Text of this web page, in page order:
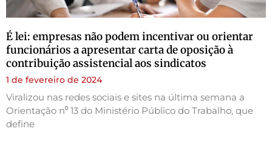
É lei: empresas não podem incentivar ou orientar
funcionários a apresentar carta de oposição à
contribuição assistencial aos sindicatos
1 de fevereiro de 2024
Viralizou nas redes sociais e sites na última semana a
Orientação n⁰ 13 do Ministério Público do Trabalho, que
define